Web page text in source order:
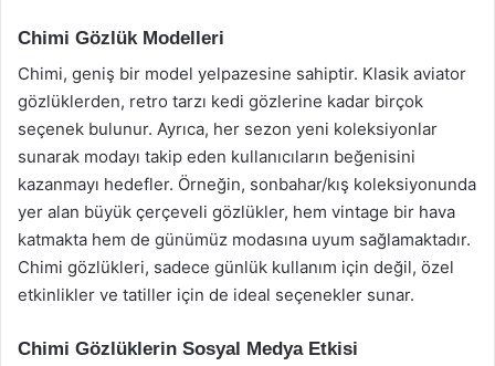
Chimi Gözlük Modelleri
Chimi, geniş bir model yelpazesine sahiptir. Klasik aviator
gözlüklerden, retro tarzı kedi gözlerine kadar birçok
seçenek bulunur. Ayrıca, her sezon yeni koleksiyonlar
sunarak modayı takip eden kullanıcıların beğenisini
kazanmayı hedefler. Örneğin, sonbahar/kış koleksiyonunda
yer alan büyük çerçeveli gözlükler, hem vintage bir hava
katmakta hem de günümüz modasına uyum sağlamaktadır.
Chimi gözlükleri, sadece günlük kullanım için değil, özel
etkinlikler ve tatiller için de ideal seçenekler sunar.
Chimi Gözlüklerin Sosyal Medya Etkisi